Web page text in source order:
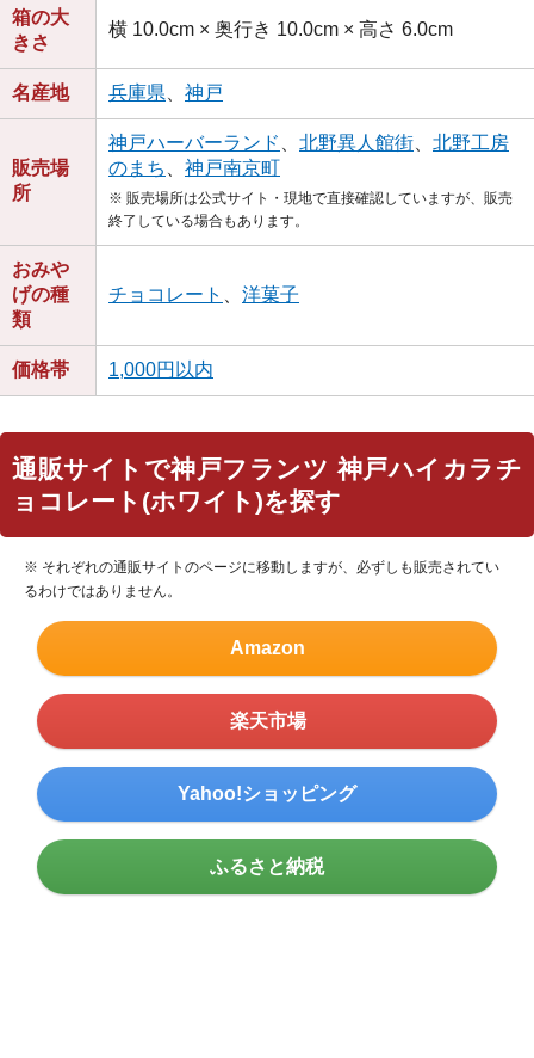
箱の大
きさ
横 10.0cm × 奥行き 10.0cm × 高さ 6.0cm
名産地 兵庫県 神戸
販売場
所
神戸ハーバーランド 北野異人館街
北野工房
のまち
神戸南京町
※ 販売場所は公式サイト・現地で直接確認していますが、販売
終了している場合もあります。
おみや
げの種
類
チョコレート 洋菓子
価格帯 1,000円以内
通販サイトで神戸フランツ 神戸ハイカラチ
ョコレート(ホワイト)を探す
※ それぞれの通販サイトのページに移動しますが、必ずしも販売されてい
るわけではありません。
Amazon
楽天市場
Yahoo!ショッピング
ふるさと納税